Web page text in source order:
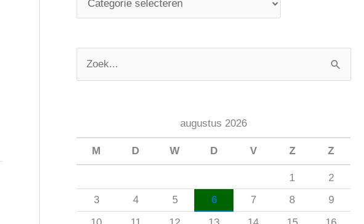
a
r
augustus 2026
M D W D V Z Z
1
2
3
4 5 6 7 8
9